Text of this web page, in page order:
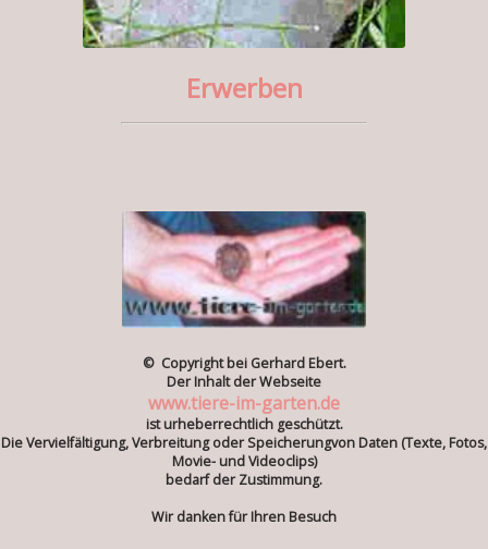
Erwerben
© Copyright bei Gerhard Ebert.
Der Inhalt der Webseite
www.tiere-im-garten.de
ist urheberrechtlich geschützt.
Die Vervielfältigung, Verbreitung oder Speicherungvon Daten (Texte, Fotos,
Movie- und Videoclips)
bedarf der Zustimmung.
Wir danken für Ihren Besuch